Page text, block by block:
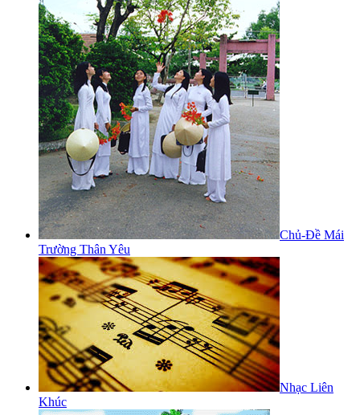
Chủ-Đề Mái
Trường Thân Yêu
Nhạc Liên
Khúc